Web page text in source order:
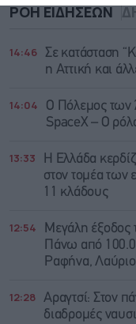
ΡΟΗ ΕΙΔΗΣΕΩΝ
14:46
Σε κατάσταση
η Αττική και
14:04
Ο Πόλεμος των
SpaceX – Ο
13:33
Η Ελλάδα
στον τομέα των
11 κλάδους
12:54
Μεγάλη έξοδος
Πάνω από
Ραφήνα, Λαύριο
12:28 Αραγτσί: Στον
διαδρομές